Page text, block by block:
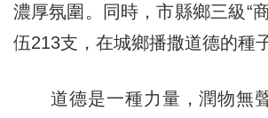
濃厚氛圍。同時，市縣鄉三級“
伍213支，在城鄉播撒道德的種子
道德是一種力量，潤物無